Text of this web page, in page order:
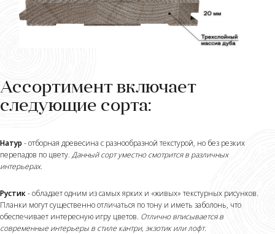
Ассортимент включает
следующие сорта:
Натур - отборная древесина с разнообразной текстурой, но без резких
перепадов по цвету. Данный сорт уместно смотрится в различных
интерьерах.
Рустик- обладает одним из самых ярких и «живых» текстурных рисунков.
Планки могут существенно отличаться по тону и иметь заболонь, что
обеспечивает интересную игру цветов. Отлично вписывается в
современные интерьеры в стиле кантри, экзотик или лофт.